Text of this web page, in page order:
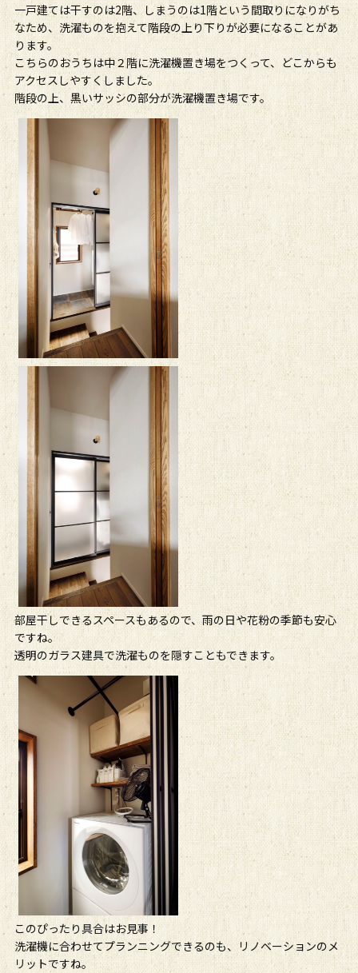
一戸建ては干すのは2階、しまうのは1階という間取りになりがち
なため、洗濯ものを抱えて階段の上り下りが必要になることがあ
ります。
こちらのおうちは中２階に洗濯機置き場をつくって、どこからも
アクセスしやすくしました。
階段の上、黒いサッシの部分が洗濯機置き場です。
部屋干しできるスペースもあるので、雨の日や花粉の季節も安心
ですね。
透明のガラス建具で洗濯ものを隠すこともできます。
このぴったり具合はお見事！
洗濯機に合わせてプランニングできるのも、リノベーションのメ
リットですね。